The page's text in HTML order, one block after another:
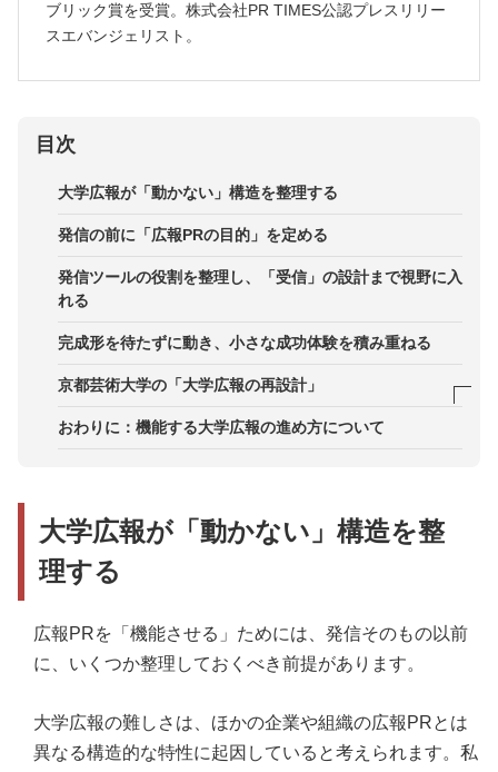
ブリック賞を受賞。株式会社PR TIMES公認プレスリリー
スエバンジェリスト。
目次
大学広報が「動かない」構造を整理する
発信の前に「広報PRの目的」を定める
発信ツールの役割を整理し、「受信」の設計まで視野に入
れる
完成形を待たずに動き、小さな成功体験を積み重ねる
京都芸術大学の「大学広報の再設計」
伴走支援で見えてきた3つの「混線」
おわりに：機能する大学広報の進め方について
大学広報が「動かない」構造を整
理する
広報PRを「機能させる」ためには、発信そのもの以前
に、いくつか整理しておくべき前提があります。
大学広報の難しさは、ほかの企業や組織の広報PRとは
異なる構造的な特性に起因していると考えられます。私